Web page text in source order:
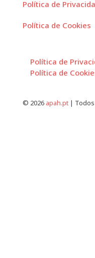
Política de
Política de Cookies
Política de
Política de
© 2026 apah.pt |